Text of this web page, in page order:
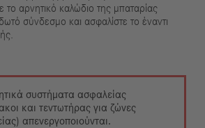
αρνητικό καλώδιο της μπαταρίας
σύνδεσμο και ασφαλίστε το έναντι
συστήματα ασφαλείας
και τεντωτήρας για ζώνες
απενεργοποιούνται.